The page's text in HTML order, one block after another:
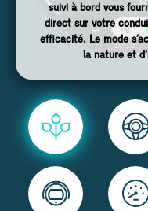
suivi à bord vous
direct sur votre
efficacité. Le mode
la nature et